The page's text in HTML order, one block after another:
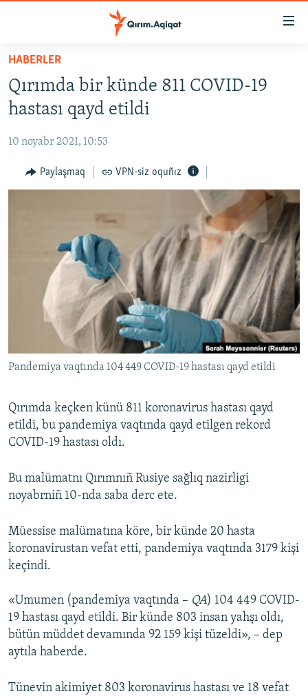
Esas
qaytmaq
Baş
qaytmaq
qaytmaq
HABERLER
SİYASET
İQTİSADİYAT
CEMİYET
MEDENİYET
BLOGLAR
Русский
Українською
HABERLER
Qırımda bir künde 811 COVID-19
hastası qayd etildi
10 noyabr 2021, 10:53
Paylaşmaq VPN-siz oquñız
Pandemiya vaqtında 104 449 COVID-19 hastası qayd etildi
Qırımda keçken künü 811 koronavirus hastası qayd
etildi, bu pandemiya vaqtında qayd etilgen rekord
COVID-19 hastası oldı.
Bu malümatnı Qırımnıñ Rusiye sağlıq nazirligi
noyabrniñ 10-nda saba derc ete.
Müessise malümatına köre, bir künde 20 hasta
koronavirustan vefat etti, pandemiya vaqtında 3179 kişi
keçindi.
«Umumen (pandemiya vaqtında – QA) 104 449 COVID-
19 hastası qayd etildi. Bir künde 803 insan yahşı oldı,
bütün müddet devamında 92 159 kişi tüzeldi», – dep
aytıla haberde.
Tünevin akimiyet 803 koronavirus hastası ve 18 vefat